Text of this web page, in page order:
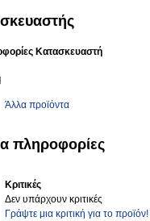
Κατασκευαστή
Άλλα προϊόντα
πληροφορίες
Κριτικές
Δεν υπάρχουν κριτικές
Γράψτε μια κριτική για το προϊόν!